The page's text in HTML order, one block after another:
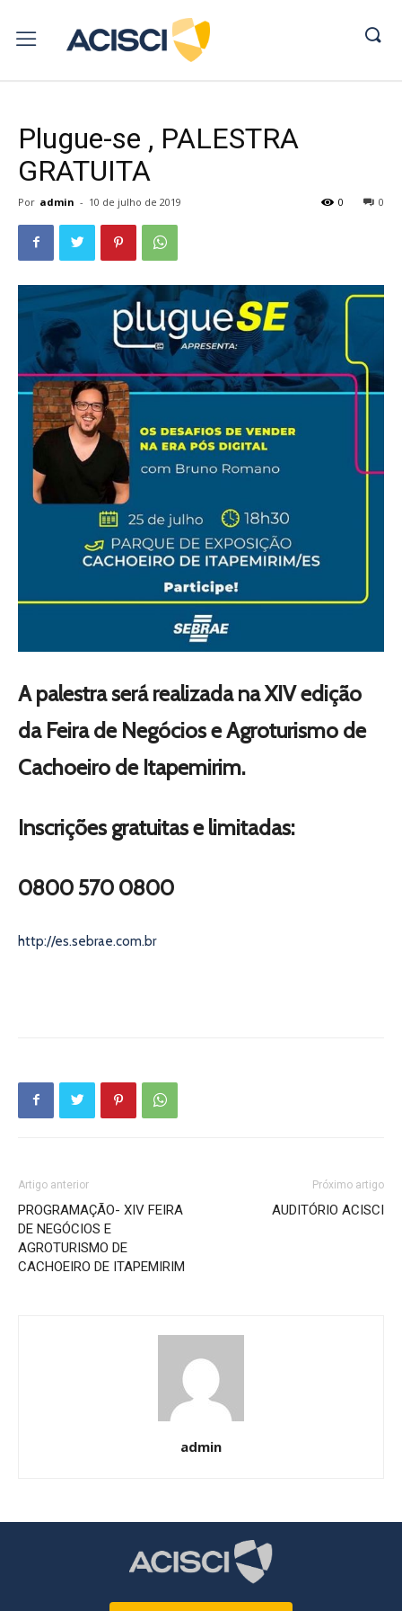
Plugue-se , PALESTRA
GRATUITA
Por admin - 10 de julho de 2019 0
0
A palestra será realizada na XIV edição
da Feira de Negócios e Agroturismo de
Cachoeiro de Itapemirim.
Inscrições gratuitas e limitadas:
0800 570 0800
http://es.sebrae.com.br
Artigo anterior
PROGRAMAÇÃO- XIV FEIRA
DE NEGÓCIOS E
AGROTURISMO DE
CACHOEIRO DE ITAPEMIRIM
Próximo artigo
AUDITÓRIO ACISCI
admin